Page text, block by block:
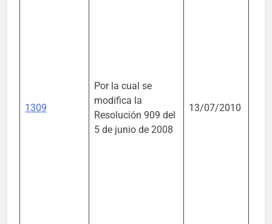
1309
Por la cual se
modifica la
Resolución 909 del
5 de junio de 2008
13/07/2010